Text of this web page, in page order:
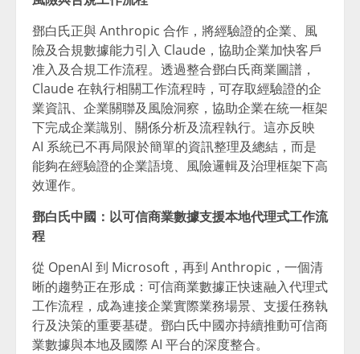
鄧白氏正與 Anthropic 合作，將經驗證的企業、風
險及合規數據能力引入 Claude，協助企業加快客戶
准入及合規工作流程。透過整合鄧白氏商業圖譜，
Claude 在執行相關工作流程時，可存取經驗證的企
業資訊、企業關聯及風險洞察，協助企業在統一框架
下完成企業識別、關係分析及流程執行。這亦反映
AI 系統已不再局限於簡單的資訊整理及總結，而是
能夠在經驗證的企業語境、風險邏輯及治理框架下高
效運作。
鄧白氏中國：以可信商業數據支援本地代理式工作流
程
從 OpenAI 到 Microsoft，再到 Anthropic，一個清
晰的趨勢正在形成：可信商業數據正快速融入代理式
工作流程，成為連接企業實際業務場景、支援任務執
行及決策的重要基礎。鄧白氏中國亦持續推動可信商
業數據與本地及國際 AI 平台的深度整合。